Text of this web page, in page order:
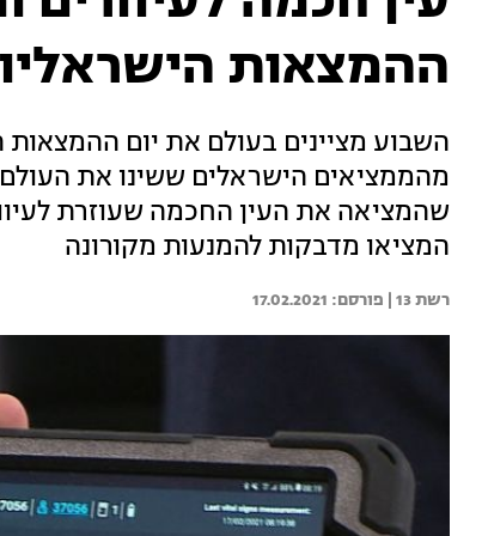
ההמצאות
השבוע מציינים בעולם את יום ההמצאות
מהממציאים הישראלים ששינו את
שהמציאה את העין החכמה שעוזרת
המציאו מדבקות להמנעות מקורונה
רשת 13 | 17.02.2021